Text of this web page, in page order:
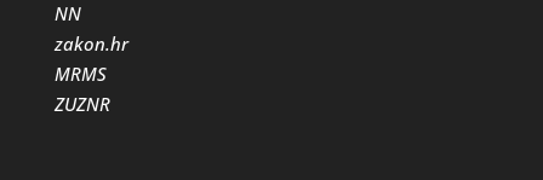
NN
zakon.hr
MRMS
ZUZNR